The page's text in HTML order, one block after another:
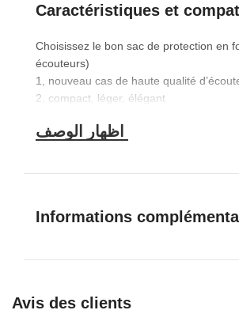
Caractéristiques et
Choisissez le bon sac de protection en
écouteurs)
1, nouveau cas de haute qualité
2, compact, léger, élégant
d’écouteurs
Informations
Avis des clients